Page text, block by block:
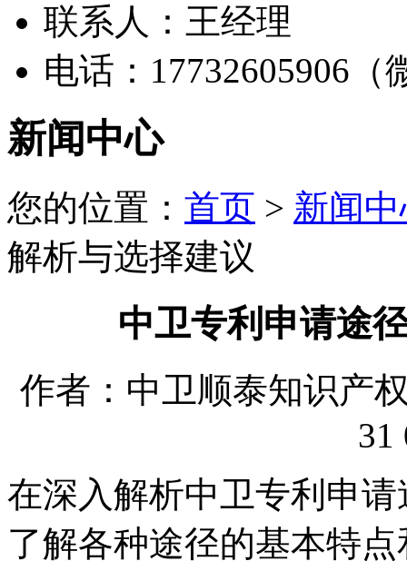
联系人：王经理
电话：17732605906（
新闻中心
您的位置： 首页 > 新闻
解析与选择建议
中卫专利申请途
作者：中卫顺泰知识产
31
在深入解析中卫专利申
了解各种途径的基本特